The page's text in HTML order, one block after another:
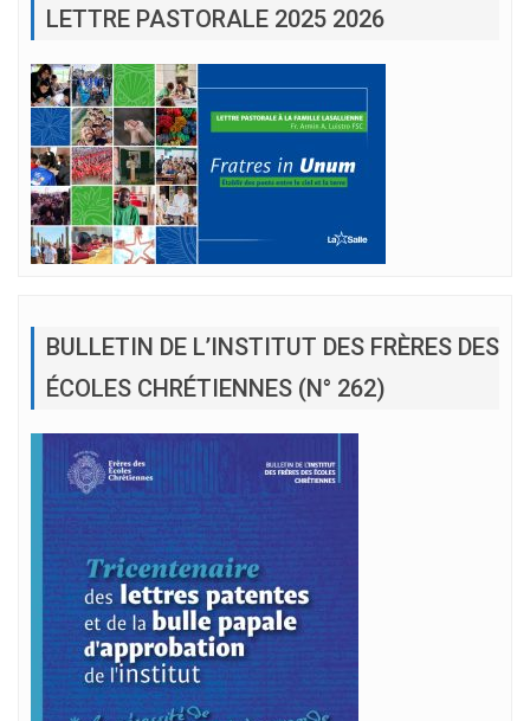
LETTRE PASTORALE 2025 2026
BULLETIN DE L’INSTITUT DES FRÈRES DES
ÉCOLES CHRÉTIENNES (N° 262)